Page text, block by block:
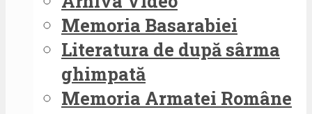
Memoria Basarabiei
Literatura de după sârma
ghimpată
Memoria Armatei Române